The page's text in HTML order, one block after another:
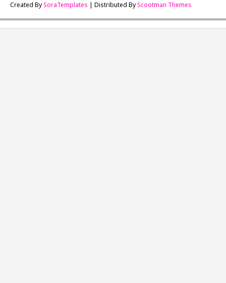
Created BySoraTemplates | Distributed ByScootman Themes